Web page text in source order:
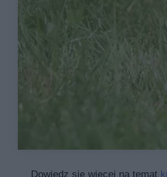
Dowiedz się więcej na temat